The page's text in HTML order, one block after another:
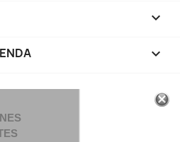

keyboard_arrow_down